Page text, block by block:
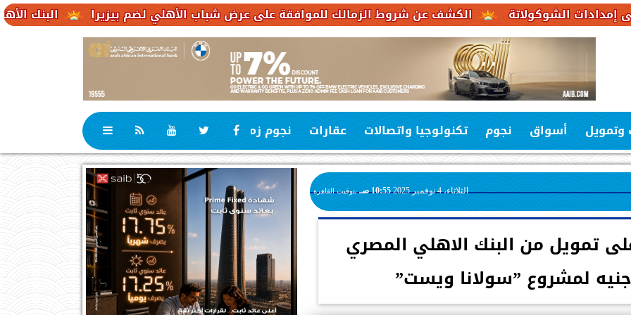
البنك الأهلي الكويتي – مصر يحقق صافي الكشف عن شروط الزمالك للموافقة على عرض شباب الأهلي لضم بيزيرا
وتمويل أسواق نجوم تكنولوجيا واتصالات عقارات نجوم زمان رياضة
الثلاثاء، 4 نوفمبر 2025 10:55 صـ بتوقيت القاهرة
تمويل من البنك الاهلي المصري